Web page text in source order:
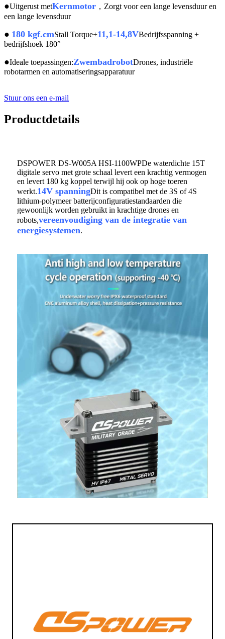
●Uitgerust metKernmotor ，Zorgt voor een lange levensduur en
een lange levensduur
● 180 kgf.cmStall Torque+11,1-14,8VBedrijfsspanning +
bedrijfshoek 180°
●Ideale toepassingen:ZwembadrobotDrones, industriële
robotarmen en automatiseringsapparatuur
Stuur ons een e-mail
Productdetails
DSPOWER DS-W005A HSI-1100WPDe waterdichte 15T
digitale servo met grote schaal levert een krachtig vermogen
en levert 180 kg koppel terwijl hij ook op hoge toeren
werkt.14V spanningDit is compatibel met de 3S of 4S
lithium-polymeer batterijconfiguratiestandaarden die
gewoonlijk worden gebruikt in krachtige drones en
robots,vereenvoudiging van de integratie van
energiesystemen.